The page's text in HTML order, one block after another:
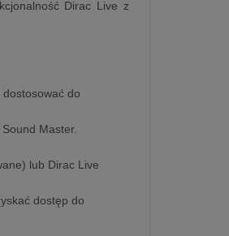
Dirac Live z
do
Master.
lub Dirac Live
dostęp do